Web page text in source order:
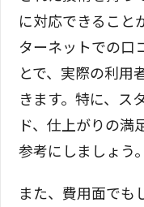
に対応できること
ターネットでの口
とで、実際の利用
きます。特に、ス
ド、仕上がりの満
参考にしましょう。
また、費用面でも